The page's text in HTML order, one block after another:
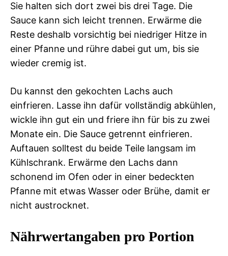
Sie halten sich dort zwei bis drei Tage. Die
Sauce kann sich leicht trennen. Erwärme die
Reste deshalb vorsichtig bei niedriger Hitze in
einer Pfanne und rühre dabei gut um, bis sie
wieder cremig ist.
Du kannst den gekochten Lachs auch
einfrieren. Lasse ihn dafür vollständig abkühlen,
wickle ihn gut ein und friere ihn für bis zu zwei
Monate ein. Die Sauce getrennt einfrieren.
Auftauen solltest du beide Teile langsam im
Kühlschrank. Erwärme den Lachs dann
schonend im Ofen oder in einer bedeckten
Pfanne mit etwas Wasser oder Brühe, damit er
nicht austrocknet.
Nährwertangaben pro Portion